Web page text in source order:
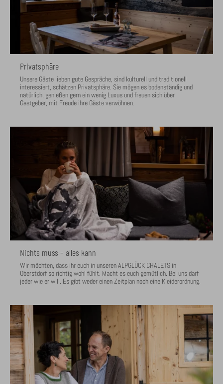
Privatsphäre
Unsere Gäste lieben gute Gespräche, sind kulturell und traditionell
interessiert, schätzen Privatsphäre. Sie mögen es bodenständig und
natürlich, genießen gern ein wenig Luxus und freuen sich über
Gastgeber, mit Freude ihre Gäste verwöhnen.
Nichts muss – alles kann
Wir möchten, dass ihr euch in unseren ALPGLÜCK CHALETS in
Oberstdorf so richtig wohl fühlt. Macht es euch gemütlich. Bei uns darf
jeder wie er will. Es gibt weder einen Zeitplan noch eine Kleiderordnung.